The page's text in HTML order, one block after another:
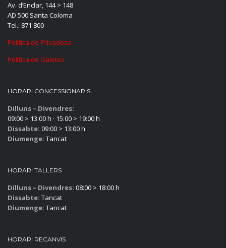
Av. d’Enclar, 144 > 148
AD 500 Santa Coloma
Tel.: 871 800
Política de Privadesa
Política de Galetes
HORARI CONCESSIONARIS
Dilluns – Divendres:
09:00 > 13:00 h · 15:00 > 19:00 h
Dissabte: 09:00 > 13:00 h
Diumenge: Tancat
HORARI TALLERS
Dilluns – Divendres: 08:00 > 18:00 h
Dissabte: Tancat
Diumenge: Tancat
HORARI RECANVIS